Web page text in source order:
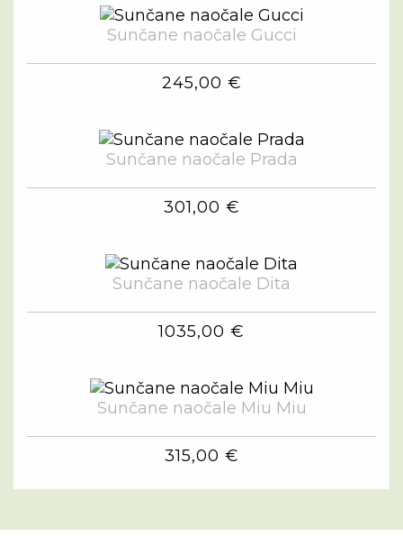
Sunčane naočale Gucci
245,00 €
Sunčane naočale Prada
301,00 €
Sunčane naočale Dita
1035,00 €
Sunčane naočale Miu Miu
315,00 €